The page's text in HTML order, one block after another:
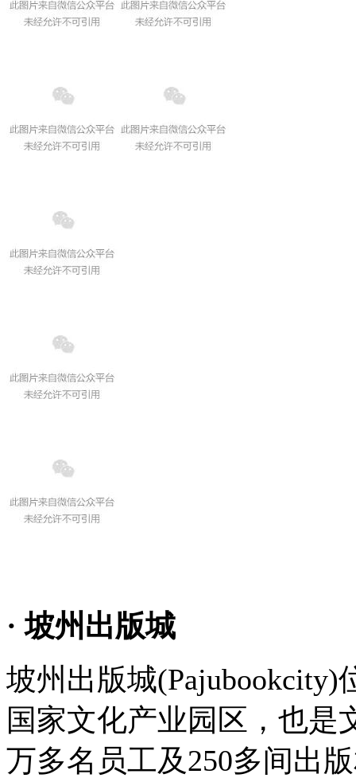
· 坡州出版城
坡州出版城
国家文化产业园区，也是
万多名员工及250多间出